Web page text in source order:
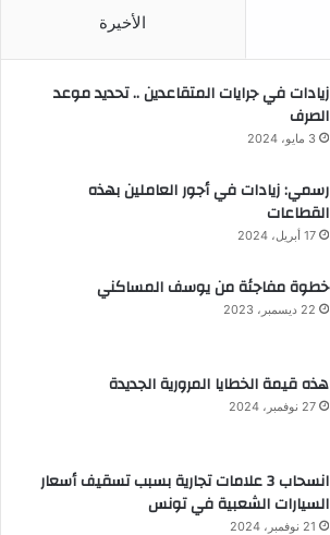
الأخيرة
زيادات في جرايات المتقاعدين .. تحديد موعد
الصرف
3 مايو، 2024
رسمي: زيادات في أجور العاملين بهذه
القطاعات
17 أبريل، 2024
خطوة مفاجئة من يوسف المساكني
22 ديسمبر، 2023
هذه قيمة الخطايا المرورية الجديدة
27 نوفمبر، 2024
انسحاب 3 علامات تجارية بسبب تسقيف أسعار
السيارات الشعبية في تونس
21 نوفمبر، 2024